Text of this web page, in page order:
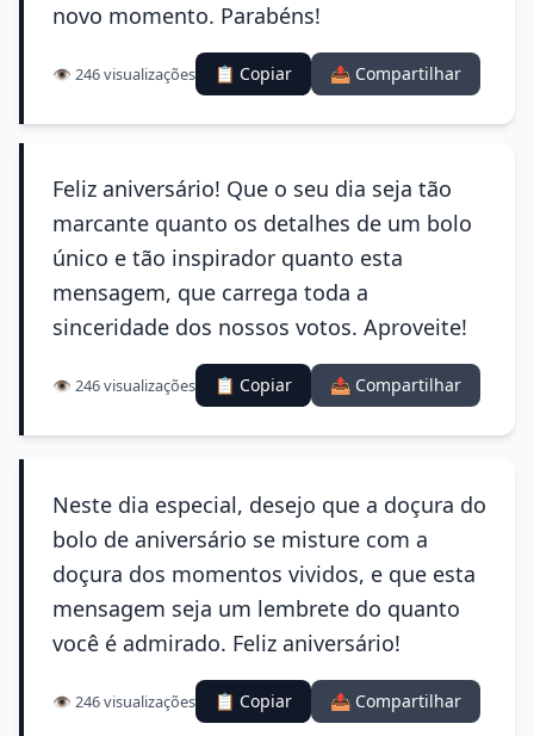
novo momento. Parabéns!
👁️ 246 visualizações 📋 Copiar 📤 Compartilhar
Feliz aniversário! Que o seu dia seja tão
marcante quanto os detalhes de um bolo
único e tão inspirador quanto esta
mensagem, que carrega toda a
sinceridade dos nossos votos. Aproveite!
👁️ 246 visualizações 📋 Copiar 📤 Compartilhar
Neste dia especial, desejo que a doçura do
bolo de aniversário se misture com a
doçura dos momentos vividos, e que esta
mensagem seja um lembrete do quanto
você é admirado. Feliz aniversário!
👁️ 246 visualizações 📋 Copiar 📤 Compartilhar